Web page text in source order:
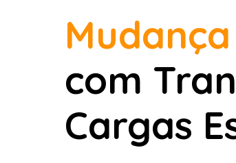
com
Cargas